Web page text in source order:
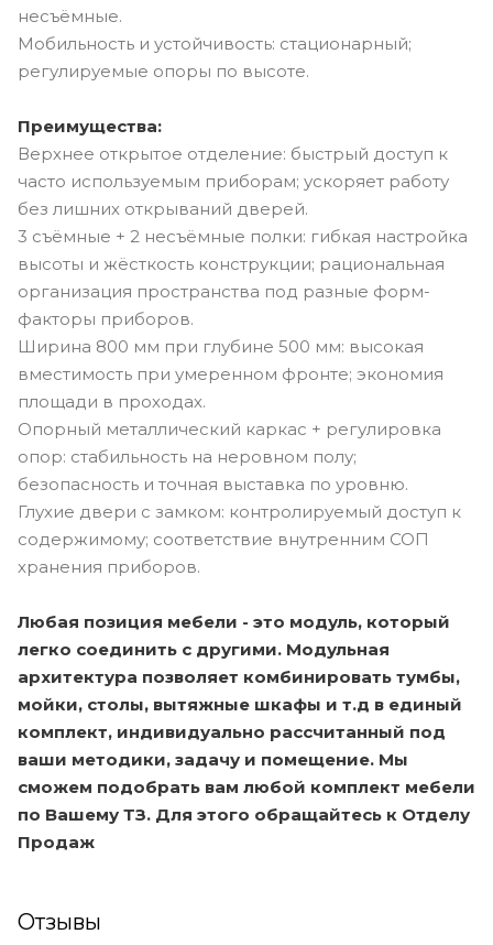
несъёмные.
Мобильность и устойчивость: стационарный;
регулируемые опоры по высоте.
Преимущества:
Верхнее открытое отделение: быстрый доступ к
часто используемым приборам; ускоряет работу
без лишних открываний дверей.
3 съёмные + 2 несъёмные полки: гибкая настройка
высоты и жёсткость конструкции; рациональная
организация пространства под разные форм-
факторы приборов.
Ширина 800 мм при глубине 500 мм: высокая
вместимость при умеренном фронте; экономия
площади в проходах.
Опорный металлический каркас + регулировка
опор: стабильность на неровном полу;
безопасность и точная выставка по уровню.
Глухие двери с замком: контролируемый доступ к
содержимому; соответствие внутренним СОП
хранения приборов.
Любая позиция мебели - это модуль, который
легко соединить с другими. Модульная
архитектура позволяет комбинировать тумбы,
мойки, столы, вытяжные шкафы и т.д в единый
комплект, индивидуально рассчитанный под
ваши методики, задачу и помещение. Мы
сможем подобрать вам любой комплект мебели
по Вашему ТЗ. Для этого обращайтесь к Отделу
Продаж
Отзывы